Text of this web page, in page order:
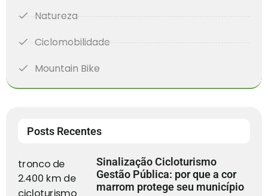
Natureza
Ciclomobilidade
Mountain Bike
Posts Recentes
Sinalização Cicloturismo
Gestão Pública: por que a cor
marrom protege seu município